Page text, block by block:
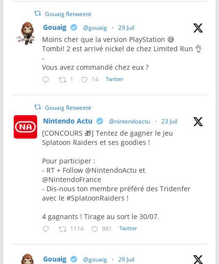
Gouaig Retweeté
Gouaig @gouaig · 29 Juil
Moins cher que la version PlayStation 😅
Tombi! 2 est arrivé nickel de chez Limited Run 👌
-
Vous avez commandé chez eux ?
1 14 Twitter
Gouaig Retweeté
Nintendo Actu @nintendoactu · 23 Juil
[CONCOURS 🎁] Tentez de gagner le jeu
Splatoon Raiders et ses goodies !
Pour participer :
- RT + Follow @NintendoActu et
@NintendoFrance
- Dis-nous ton membre préféré des Tridenfer
avec le #SplatoonRaiders !
4 gagnants ! Tirage au sort le 30/07.
1114 881 Twitter
Gouaig @gouaig · 29 Juil